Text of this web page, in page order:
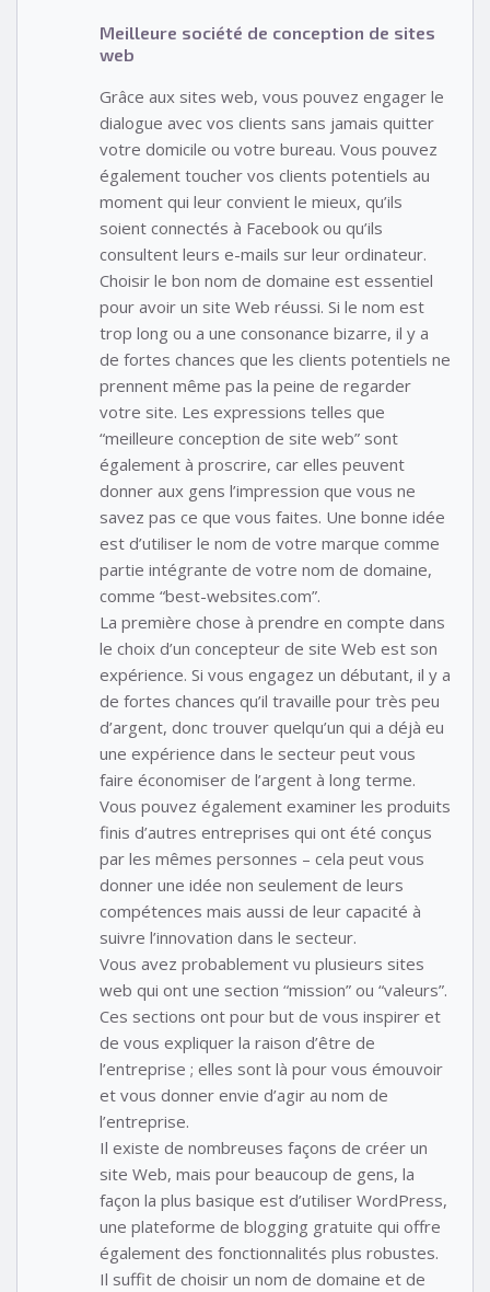
Meilleure société de conception de sites
web
Grâce aux sites web, vous pouvez engager le
dialogue avec vos clients sans jamais quitter
votre domicile ou votre bureau. Vous pouvez
également toucher vos clients potentiels au
moment qui leur convient le mieux, qu’ils
soient connectés à Facebook ou qu’ils
consultent leurs e-mails sur leur ordinateur.
Choisir le bon nom de domaine est essentiel
pour avoir un site Web réussi. Si le nom est
trop long ou a une consonance bizarre, il y a
de fortes chances que les clients potentiels ne
prennent même pas la peine de regarder
votre site. Les expressions telles que
“meilleure conception de site web” sont
également à proscrire, car elles peuvent
donner aux gens l’impression que vous ne
savez pas ce que vous faites. Une bonne idée
est d’utiliser le nom de votre marque comme
partie intégrante de votre nom de domaine,
comme “best-websites.com”.
La première chose à prendre en compte dans
le choix d’un concepteur de site Web est son
expérience. Si vous engagez un débutant, il y a
de fortes chances qu’il travaille pour très peu
d’argent, donc trouver quelqu’un qui a déjà eu
une expérience dans le secteur peut vous
faire économiser de l’argent à long terme.
Vous pouvez également examiner les produits
finis d’autres entreprises qui ont été conçus
par les mêmes personnes – cela peut vous
donner une idée non seulement de leurs
compétences mais aussi de leur capacité à
suivre l’innovation dans le secteur.
Vous avez probablement vu plusieurs sites
web qui ont une section “mission” ou “valeurs”.
Ces sections ont pour but de vous inspirer et
de vous expliquer la raison d’être de
l’entreprise ; elles sont là pour vous émouvoir
et vous donner envie d’agir au nom de
l’entreprise.
Il existe de nombreuses façons de créer un
site Web, mais pour beaucoup de gens, la
façon la plus basique est d’utiliser WordPress,
une plateforme de blogging gratuite qui offre
également des fonctionnalités plus robustes.
Il suffit de choisir un nom de domaine et de